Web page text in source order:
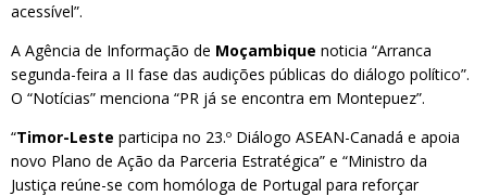
acessível”.
A Agência de Informação de Moçambique noticia “Arranca
segunda-feira a II fase das audições públicas do diálogo político”.
O “Notícias” menciona “PR já se encontra em Montepuez”.
“Timor-Leste participa no 23.º Diálogo ASEAN-Canadá e apoia
novo Plano de Ação da Parceria Estratégica” e “Ministro da
Justiça reúne-se com homóloga de Portugal para reforçar